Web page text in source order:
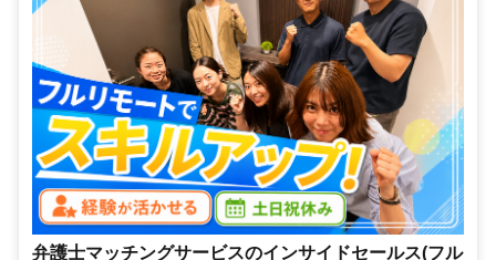
弁護士マッチングサービスのインサイドセールス(フル